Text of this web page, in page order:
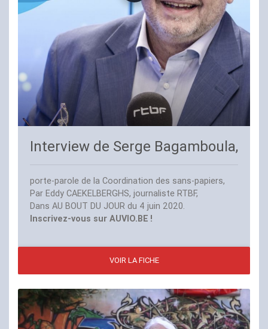
Interview de Serge Bagamboula,
porte-parole de la Coordination des sans-papiers,
Par Eddy CAEKELBERGHS, journaliste RTBF,
Dans AU BOUT DU JOUR du 4 juin 2020.
Inscrivez-vous sur AUVIO.BE !
VOIR LA FICHE